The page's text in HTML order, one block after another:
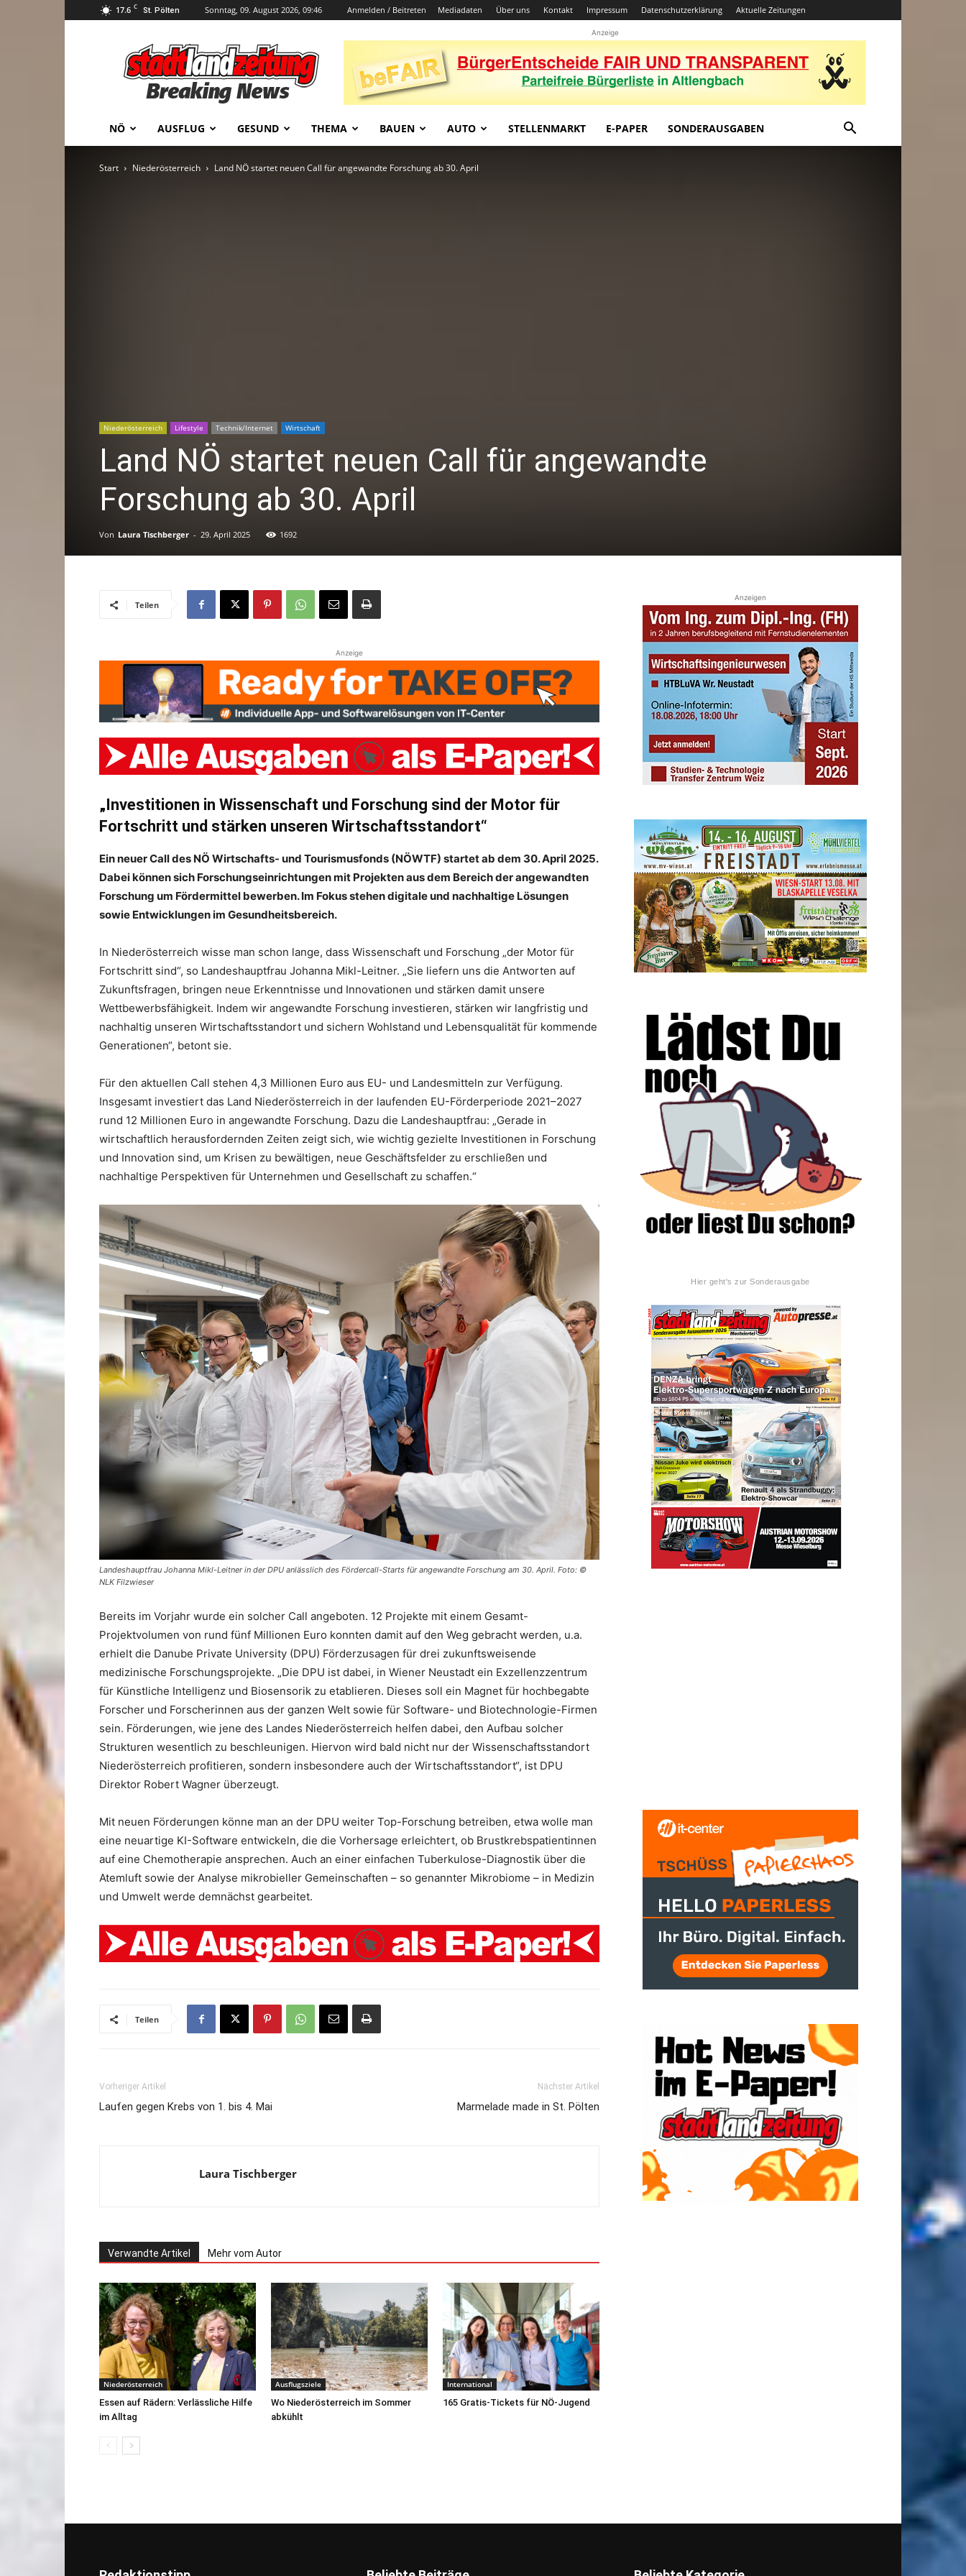
17.6 C St. Pölten Sonntag, 09. August 2026, 09:46 Anmelden / Beitreten Mediadaten Über uns Kontakt Impressum Datenschutzerklärung Aktuelle Zeitungen
stadtlandzeitung
Anzeige
NÖ AUSFLUG GESUND THEMA BAUEN AUTO STELLENMARKT E-PAPER SONDERAUSGABEN
Start Niederösterreich Land NÖ startet neuen Call für angewandte Forschung ab 30. April
Niederösterreich Lifestyle Technik/Internet Wirtschaft
Land NÖ startet neuen Call für angewandte
Forschung ab 30. April
Von Laura Tischberger - 29. April 2025 1692
Teilen
Anzeige
„Investitionen in Wissenschaft und Forschung sind der Motor für
Fortschritt und stärken unseren Wirtschaftsstandort“
Ein neuer Call des NÖ Wirtschafts- und Tourismusfonds (NÖWTF) startet ab dem 30. April 2025.
Dabei können sich Forschungseinrichtungen mit Projekten aus dem Bereich der angewandten
Forschung um Fördermittel bewerben. Im Fokus stehen digitale und nachhaltige Lösungen
sowie Entwicklungen im Gesundheitsbereich.
In Niederösterreich wisse man schon lange, dass Wissenschaft und Forschung „der Motor für
Fortschritt sind“, so Landeshauptfrau Johanna Mikl-Leitner. „Sie liefern uns die Antworten auf
Zukunftsfragen, bringen neue Erkenntnisse und Innovationen und stärken damit unsere
Wettbewerbsfähigkeit. Indem wir angewandte Forschung investieren, stärken wir langfristig und
nachhaltig unseren Wirtschaftsstandort und sichern Wohlstand und Lebensqualität für kommende
Generationen“, betont sie.
Für den aktuellen Call stehen 4,3 Millionen Euro aus EU- und Landesmitteln zur Verfügung.
Insgesamt investiert das Land Niederösterreich in der laufenden EU-Förderperiode 2021–2027
rund 12 Millionen Euro in angewandte Forschung. Dazu die Landeshauptfrau: „Gerade in
wirtschaftlich herausfordernden Zeiten zeigt sich, wie wichtig gezielte Investitionen in Forschung
und Innovation sind, um Krisen zu bewältigen, neue Geschäftsfelder zu erschließen und
nachhaltige Perspektiven für Unternehmen und Gesellschaft zu schaffen.“
Landeshauptfrau Johanna Mikl-Leitner in der DPU anlässlich des Fördercall-Starts für angewandte Forschung am 30. April. Foto: ©
NLK Filzwieser
Bereits im Vorjahr wurde ein solcher Call angeboten. 12 Projekte mit einem Gesamt-
Projektvolumen von rund fünf Millionen Euro konnten damit auf den Weg gebracht werden, u.a.
erhielt die Danube Private University (DPU) Förderzusagen für drei zukunftsweisende
medizinische Forschungsprojekte. „Die DPU ist dabei, in Wiener Neustadt ein Exzellenzzentrum
für Künstliche Intelligenz und Biosensorik zu etablieren. Dieses soll ein Magnet für hochbegabte
Forscher und Forscherinnen aus der ganzen Welt sowie für Software- und Biotechnologie-Firmen
sein. Förderungen, wie jene des Landes Niederösterreich helfen dabei, den Aufbau solcher
Strukturen wesentlich zu beschleunigen. Hiervon wird bald nicht nur der Wissenschaftsstandort
Niederösterreich profitieren, sondern insbesondere auch der Wirtschaftsstandort“, ist DPU
Direktor Robert Wagner überzeugt.
Mit neuen Förderungen könne man an der DPU weiter Top-Forschung betreiben, etwa wolle man
eine neuartige KI-Software entwickeln, die die Vorhersage erleichtert, ob Brustkrebspatientinnen
auf eine Chemotherapie ansprechen. Auch an einer einfachen Tuberkulose-Diagnostik über die
Atemluft sowie der Analyse mikrobieller Gemeinschaften – so genannter Mikrobiome – in Medizin
und Umwelt werde demnächst gearbeitet.
Teilen
Vorheriger Artikel
Laufen gegen Krebs von 1. bis 4. Mai
Nächster Artikel
Marmelade made in St. Pölten
Laura Tischberger
Verwandte Artikel Mehr vom Autor
Niederösterreich
Essen auf Rädern: Verlässliche Hilfe
im Alltag
Ausflugsziele
Wo Niederösterreich im Sommer
abkühlt
International
165 Gratis-Tickets für NÖ-Jugend
Anzeigen
Hier geht's zur Sonderausgabe